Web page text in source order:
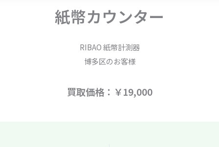
紙幣カウンター
RIBAO 紙幣計測器
博多区のお客様
買取価格：￥19,000